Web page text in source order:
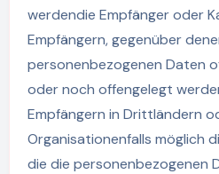
werdendie Empfänger oder
Empfängern, gegenüber
personenbezogenen Daten
oder noch offengelegt
Empfängern in Drittländern
Organisationenfalls möglich
die die personenbezogenen